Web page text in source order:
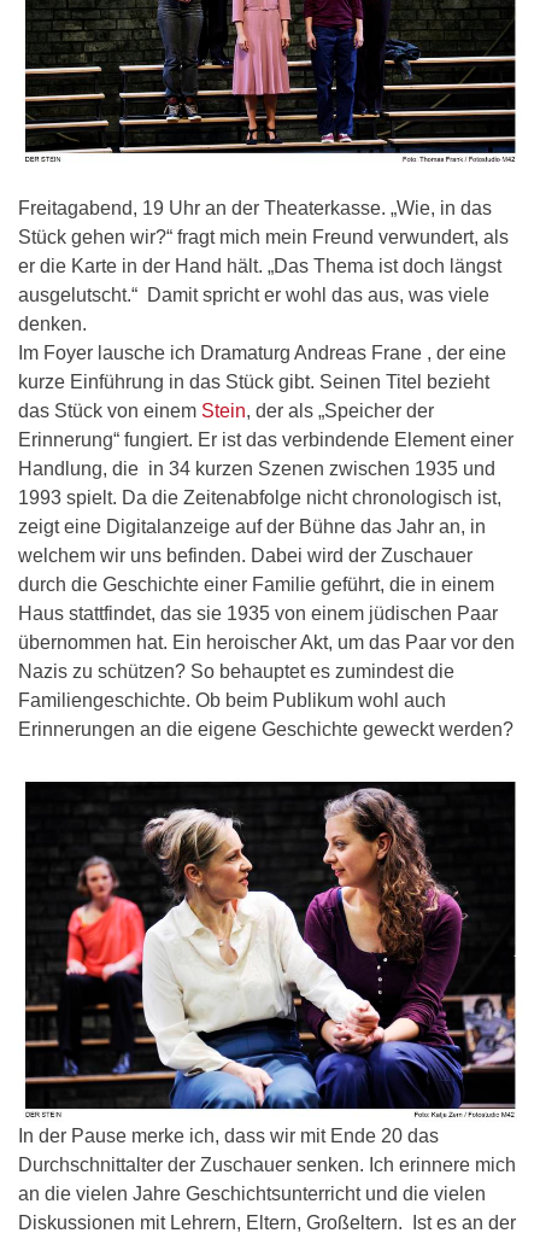
Freitagabend, 19 Uhr an der Theaterkasse. „Wie, in das
Stück gehen wir?“ fragt mich mein Freund verwundert, als
er die Karte in der Hand hält. „Das Thema ist doch längst
ausgelutscht.“ Damit spricht er wohl das aus, was viele
denken.
Im Foyer lausche ich Dramaturg Andreas Frane , der eine
kurze Einführung in das Stück gibt. Seinen Titel bezieht
das Stück von einem Stein, der als „Speicher der
Erinnerung“ fungiert. Er ist das verbindende Element einer
Handlung, die in 34 kurzen Szenen zwischen 1935 und
1993 spielt. Da die Zeitenabfolge nicht chronologisch ist,
zeigt eine Digitalanzeige auf der Bühne das Jahr an, in
welchem wir uns befinden. Dabei wird der Zuschauer
durch die Geschichte einer Familie geführt, die in einem
Haus stattfindet, das sie 1935 von einem jüdischen Paar
übernommen hat. Ein heroischer Akt, um das Paar vor den
Nazis zu schützen? So behauptet es zumindest die
Familiengeschichte. Ob beim Publikum wohl auch
Erinnerungen an die eigene Geschichte geweckt werden?
In der Pause merke ich, dass wir mit Ende 20 das
Durchschnittalter der Zuschauer senken. Ich erinnere mich
an die vielen Jahre Geschichtsunterricht und die vielen
Diskussionen mit Lehrern, Eltern, Großeltern. Ist es an der